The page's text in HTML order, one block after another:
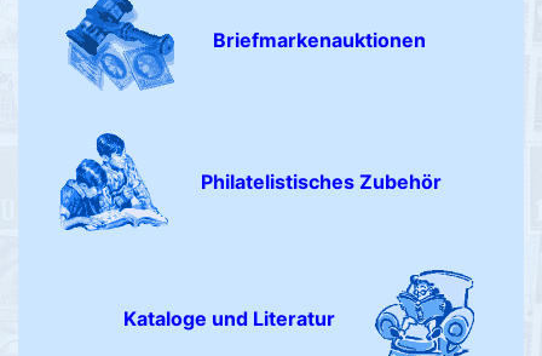
Briefmarkenauktionen
Philatelistisches Zubehör
Kataloge und Literatur